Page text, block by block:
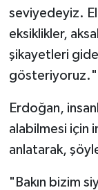
seviyedeyiz.
eksiklikler,
şikayetleri
gösteriyoruz."
Erdoğan,
alabilmesi için
anlatarak,
"Bakın bizim